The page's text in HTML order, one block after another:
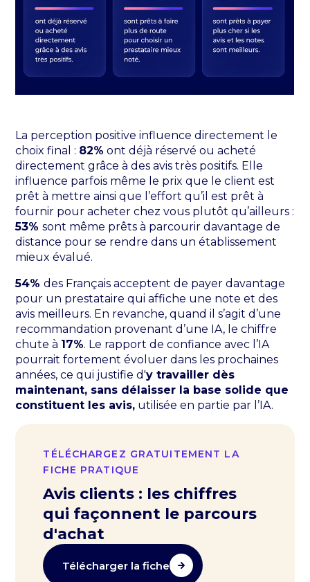
La perception positive influence directement le
choix final : 82% ont déjà réservé ou acheté
directement grâce à des avis très positifs. Elle
influence parfois même le prix que le client est
prêt à mettre ainsi que l’effort qu’il est prêt à
fournir pour acheter chez vous plutôt qu’ailleurs :
53%sont même prêts à parcourir davantage de
distance pour se rendre dans un établissement
mieux évalué.
54%des Français acceptent de payer davantage
pour un prestataire qui affiche une note et des
avis meilleurs. En revanche, quand il s’agit d’une
recommandation provenant d’une IA, le chiffre
chute à 17%. Le rapport de confiance avec l’IA
pourrait fortement évoluer dans les prochaines
années, ce qui justifie d'y travailler dès
maintenant, sans délaisser la base solide que
constituent les avis, utilisée en partie par l’IA.
TÉLÉCHARGEZ GRATUITEMENT LA
FICHE PRATIQUE
Avis clients : les chiffres
qui façonnent le parcours
d'achat
Télécharger la fiche